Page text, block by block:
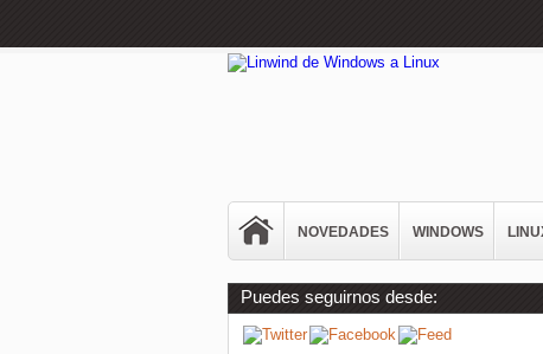
NOVEDADES WINDOWS
Puedes seguirnos desde: